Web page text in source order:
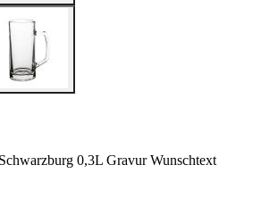
0,3L Gravur Wunschtext